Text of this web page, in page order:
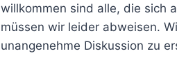
willkommen sind alle, die sich
müssen wir leider abweisen.
unangenehme Diskussion zu